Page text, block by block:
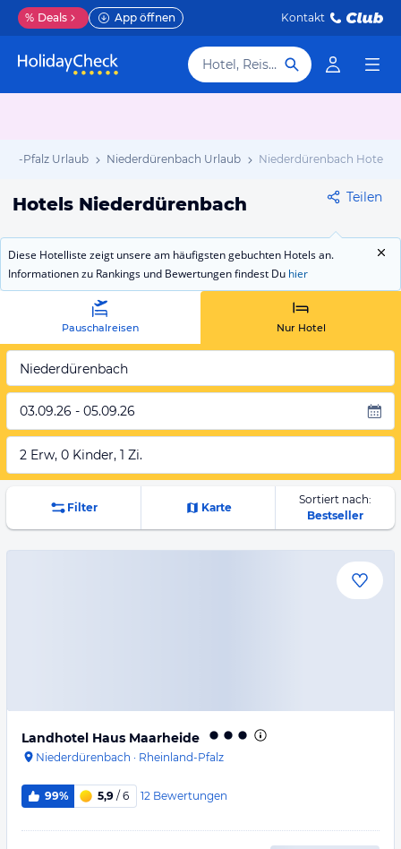
% Deals App öffnen Kontakt
Hotel, Reiseziel
Pfalz Urlaub Niederdürenbach Urlaub Niederdürenbach Hotels
Hotels Niederdürenbach Teilen
Diese Hotelliste zeigt unsere am häufigsten gebuchten Hotels an.
Informationen zu Rankings und Bewertungen findest Du hier
Pauschalreisen Nur Hotel
Niederdürenbach
03.09.26 - 05.09.26
2 Erw, 0 Kinder, 1 Zi.
Filter Karte
Sortiert nach:
Bestseller
Landhotel Haus Maarheide
Niederdürenbach · Rheinland-Pfalz
99% 5,9 / 6 12 Bewertungen